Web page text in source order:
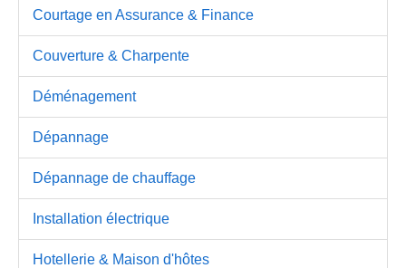
Courtage en Assurance & Finance
Couverture & Charpente
Déménagement
Dépannage
Dépannage de chauffage
Installation électrique
Hotellerie & Maison d'hôtes